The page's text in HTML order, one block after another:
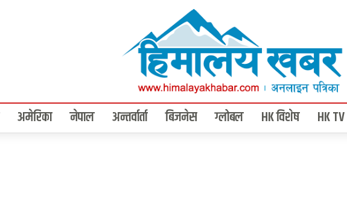
अमेरिका नेपाल अन्तर्वार्ता बिजनेस ग्लोबल HK विशेष HK TV